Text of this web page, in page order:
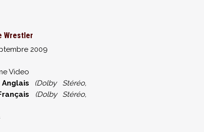
Wrestler
2009
Video
Anglais
(Dolby Stéréo,
(Dolby Stéréo,